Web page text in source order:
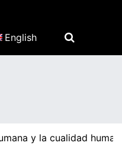
English
y la cualidad